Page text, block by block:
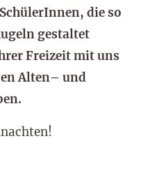
die so
gestaltet
Freizeit mit uns
Alten– und